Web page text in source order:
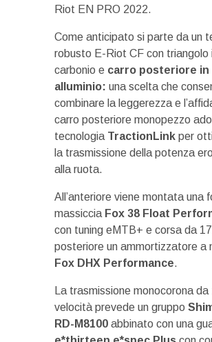
Riot EN PRO 2022.
Come anticipato si parte da un
robusto E-Riot CF con triangolo
carbonio e carro posteriore in
alluminio: una scelta che
combinare la leggerezza e
carro posteriore monopezzo
tecnologia TractionLink per
la trasmissione della potenza
alla ruota.
All’anteriore viene montata una
massiccia Fox 38 Float
con tuning eMTB+ e corsa da
posteriore un ammortizzatore a
Fox DHX Performance.
La trasmissione monocorona da
velocità prevede un gruppo
RD-M8100 abbinato con una